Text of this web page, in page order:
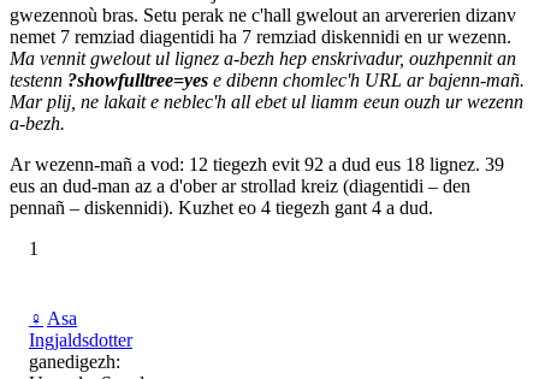
gwezennoù bras. Setu perak ne c'hall gwelout an arvererien dizanv
nemet 7 remziad diagentidi ha 7 remziad diskennidi en ur wezenn.
Ma vennit gwelout ul lignez a-bezh hep enskrivadur, ouzhpennit an
testenn ?showfulltree=yes e dibenn chomlec'h URL ar bajenn-mañ.
Mar plij, ne lakait e neblec'h all ebet ul liamm eeun ouzh ur wezenn
a-bezh.
Ar wezenn-mañ a vod: 12 tiegezh evit 92 a dud eus 18 lignez. 39
eus an dud-man az a d'ober ar strollad kreiz (diagentidi – den
pennañ – diskennidi). Kuzhet eo 4 tiegezh gant 4 a dud.
1
♀ Asa
Ingjaldsdotter
ganedigezh: